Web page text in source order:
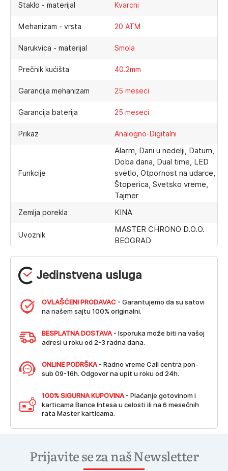
Jedinstvena usluga
OVLAŠĆENI PRODAVAC - Garantujemo da su satovi
na našem sajtu 100% originalni.
BESPLATNA DOSTAVA - Isporuka može biti na vašoj
adresi u roku od 2-3 radna dana.
ONLINE PODRŠKA - Radno vreme Call centra pon-
sub 09-16h. Odgovor na upit u roku od 24h.
100% SIGURNA KUPOVINA - Plaćanje gotovinom i
karticama Bance Intesa u celosti ili na 6 mesečnih
rata Master karticama.
Staklo - materijal Kvarcni
Mehanizam - vrsta 20 ATM
Narukvica - materijal Smola
Prečnik kućišta 40.2mm
Garancija mehanizam 25 meseci
Garancija baterija 25 meseci
Prikaz Analogno-Digitalni
Funkcije
Alarm, Dani u nedelji, Datum,
Doba dana, Dual time, LED
svetlo, Otpornost na udarce,
Štoperica, Svetsko vreme,
Tajmer
Zemlja porekla KINA
Uvoznik
MASTER CHRONO D.O.O.
BEOGRAD
Prijavite se za naš Newsletter